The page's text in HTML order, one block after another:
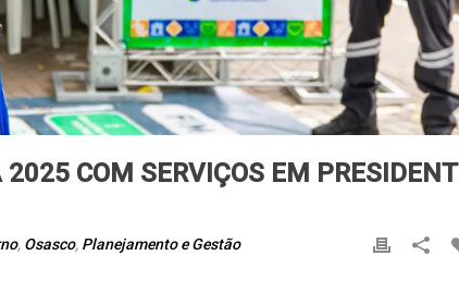
2025 COM SERVIÇOS EM
, Osasco, Planejamento e Gestão